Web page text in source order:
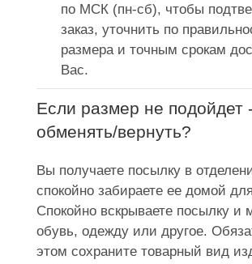
по МСК (пн-сб), чтобы
заказ, уточнить по
размера и точным срокам
Вас.
Если размер не подойдет
обменять/вернуть?
Вы получаете посылку в
спокойно забираете ее домой
Спокойно вскрываете посылку и
обувь, одежду или другое.
этом сохраните товарный вид